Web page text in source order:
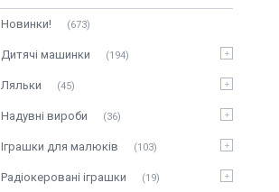
Новинки! 673
Дитячі машинки 194
Ляльки 45
Надувні вироби 36
Іграшки для малюків 103
Радіокеровані іграшки 19